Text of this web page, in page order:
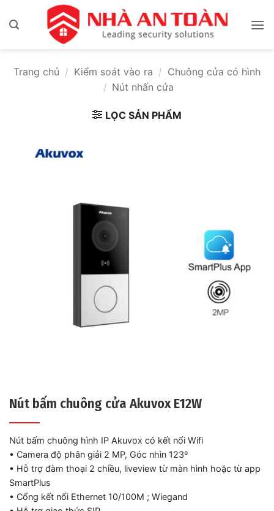
qua
Trang chủ / Kiểm soát vào ra / Chuông cửa có hình
/ Nút nhấn cửa
LỌC SẢN PHẨM
Nút bấm chuông cửa Akuvox E12W
Nút bấm chuông hình IP Akuvox có kết nối Wifi
• Camera độ phân giải 2 MP, Góc nhìn 123º
• Hỗ trợ đàm thoại 2 chiều, liveview từ màn hình hoặc từ app
SmartPlus
• Cổng kết nối Ethernet 10/100M ; Wiegand